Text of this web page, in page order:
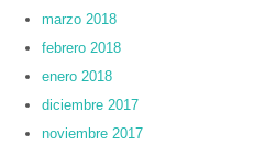
marzo 2018
febrero 2018
enero 2018
diciembre 2017
noviembre 2017